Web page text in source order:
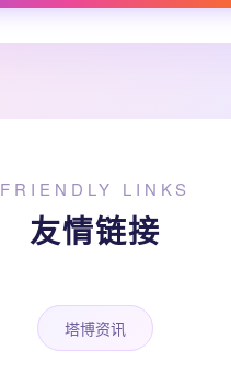
FRIENDLY LINKS
友情链接
塔博资讯